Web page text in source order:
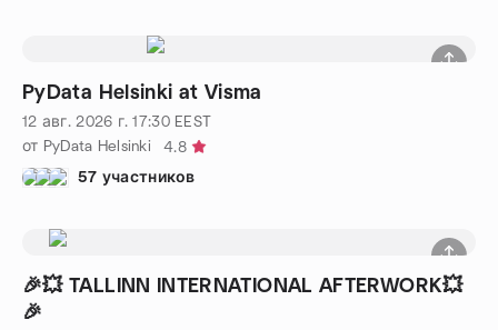
PyData Helsinki at Visma
12 авг. 2026 г. 17:30 EEST
от PyData Helsinki
4.8
57 участников
🎉💥 TALLINN INTERNATIONAL AFTERWORK💥
🎉